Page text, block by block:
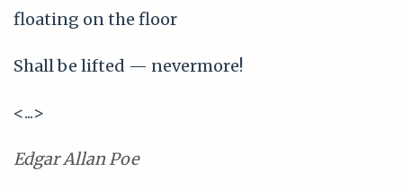
floating on the floor
Shall be lifted — nevermore!
<...>
Edgar Allan Poe